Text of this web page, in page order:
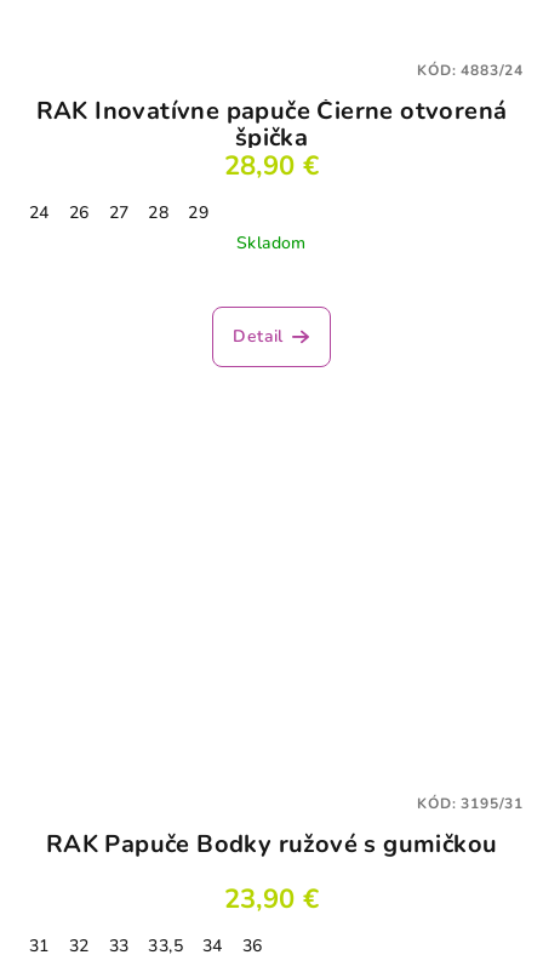
RAK Inovatívne papuče Čierne otvorená
špička
28,90 €
24 26 27 28
29
Skladom
Detail
KÓD:4883/24
RAK Papuče Bodky ružové s gumičkou
23,90 €
31 32 33 33,5 34 36
KÓD:3195/31